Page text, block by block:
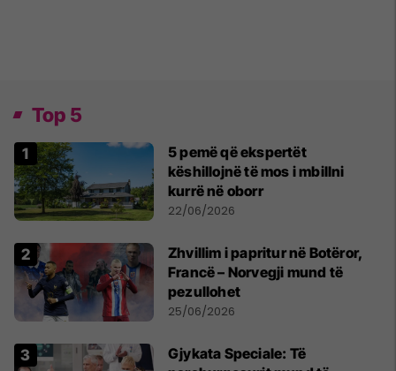
Top 5
5 pemë që ekspertët
këshillojnë të mos i mbillni
kurrë në oborr
22/06/2026
Zhvillim i papritur në Botëror,
Francë – Norvegji mund të
pezullohet
25/06/2026
​Gjykata Speciale: Të